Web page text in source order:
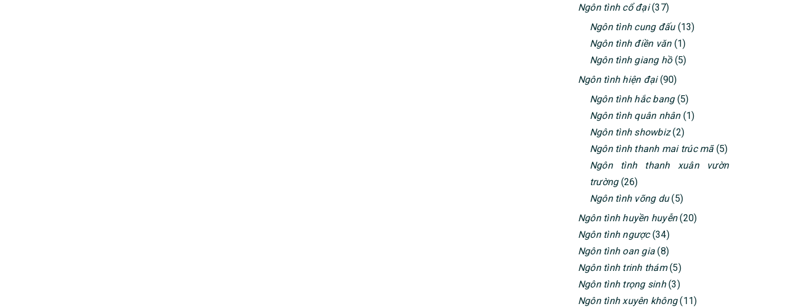
Ngôn tình cổ đại(37)
Ngôn tình cung đấu(13)
Ngôn tình điền văn(1)
Ngôn tình giang hồ(5)
Ngôn tình hiện đại(90)
Ngôn tình hắc bang(5)
Ngôn tình quân nhân(1)
Ngôn tình showbiz(2)
Ngôn tình thanh mai trúc mã(5)
Ngôn tình thanh xuân vườn
trường(26)
Ngôn tình võng du(5)
Ngôn tình huyền huyễn(20)
Ngôn tình ngược(34)
Ngôn tình oan gia (8)
Ngôn tình trinh thám(5)
Ngôn tình trọng sinh(3)
Ngôn tình xuyên không(11)